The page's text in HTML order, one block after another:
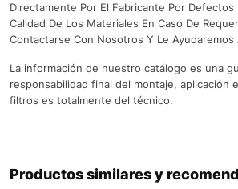
Directamente Por El Fabricante Por Defectos
Calidad De Los Materiales En Caso De
Contactarse Con Nosotros Y Le Ayudaremos
La información de nuestro catálogo es una
responsabilidad final del montaje, aplicación
filtros es totalmente del técnico.
Productos similares y